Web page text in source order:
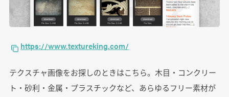
https://www.textureking.com/
テクスチャ画像をお探しのときはこちら。木目・コンクリー
ト・砂利・金属・プラスチックなど、あらゆるフリー素材が